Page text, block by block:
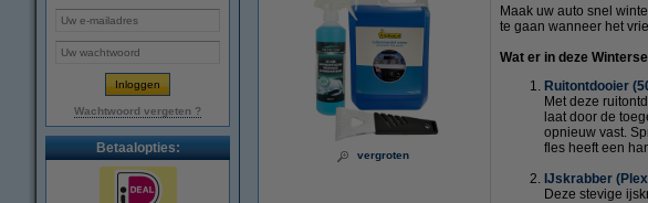
Wachtwoord vergeten ?
Betaalopties: vergroten
Maak uw auto snel
te gaan wanneer het
Wat er in deze
Ruitontdooier
Met deze
laat door de
opnieuw vast.
fles heeft een
IJskrabber
Deze stevige